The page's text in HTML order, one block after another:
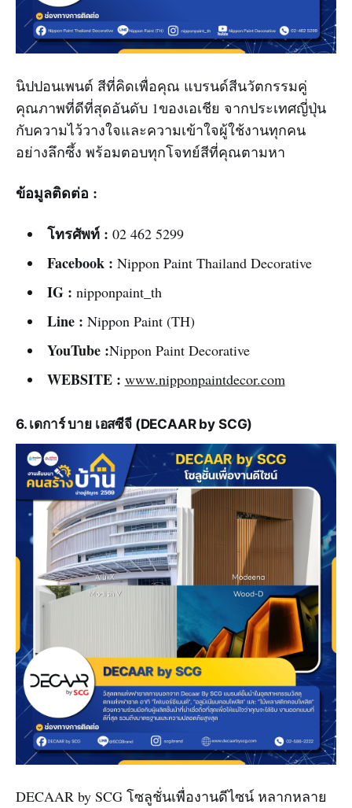
นิปปอนเพนต์ สีที่คิดเพื่อคุณ แบรนด์สีนวัตกรรมคู่
คุณภาพที่ดีที่สุดอันดับ 1ของเอเชีย จากประเทศญี่ปุ่น
กับความไว้วางใจและความเข้าใจผู้ใช้งานทุกคน
อย่างลึกซึ้ง พร้อมตอบทุกโจทย์สีที่คุณตามหา
ข้อมูลติดต่อ :
โทรศัพท์ : 02 462 5299
Facebook : Nippon Paint Thailand Decorative
IG : nipponpaint_th
Line : Nippon Paint (TH)
YouTube :Nippon Paint Decorative
WEBSITE : www.nipponpaintdecor.com
6. เดการ์ บาย เอสซีจี (DECAAR by SCG)
DECAAR by SCG โซลูชั่นเพื่องานดีไซน์ หลากหลาย